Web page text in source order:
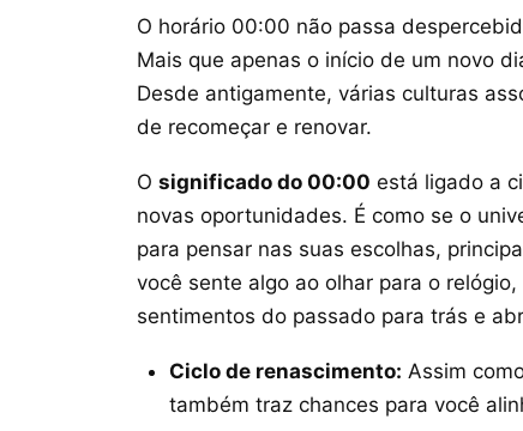
O horário 00:00 não passa
Mais que apenas o início de um novo
Desde antigamente, várias culturas
de recomeçar e renovar.
O significado do 00:00 está ligado a
novas oportunidades. É como se o
para pensar nas suas escolhas,
você sente algo ao olhar para o
sentimentos do passado para trás e
Ciclo de renascimento: Assim
também traz chances para você